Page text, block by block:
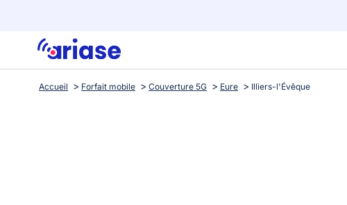
Accueil Forfait mobile Couverture 5G Eure Illiers-l'Évêque